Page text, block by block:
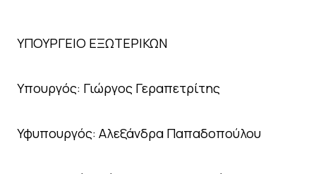
ΥΠΟΥΡΓΕΙΟ ΕΞΩΤΕΡΙΚΩΝ
Υπουργός: Γιώργος Γεραπετρίτης
Υφυπουργός: Αλεξάνδρα Παπαδοπούλου